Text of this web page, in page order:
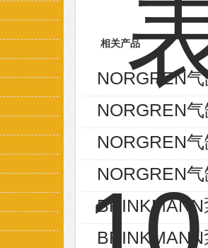
相关产品
NORGREN
NORGREN
NORGREN
NORGREN